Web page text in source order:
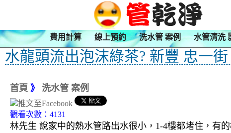
費用計算 線上預約 洗水管 案例 水管清洗
水龍頭流出泡沫綠茶? 新豐 忠一
首頁 》 洗水管 案例
觀看次數：4131
林先生 說家中的熱水管路出水很小，1-4樓都堵住，有